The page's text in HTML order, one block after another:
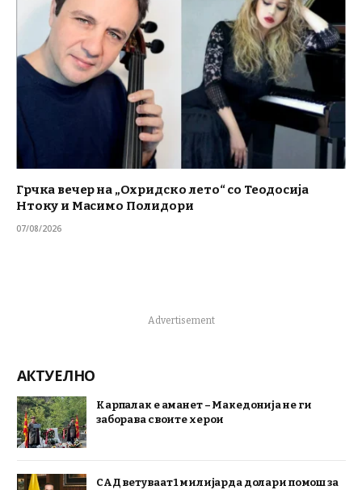
Грчка вечер на „Охридско лето“ со Теодосија
Нтоку и Масимо Полидори
07/08/2026
Advertisement
АКТУЕЛНО
Карпалак е аманет – Македонија не ги
заборава своите херои
САД ветуваат 1 милијарда долари помош за